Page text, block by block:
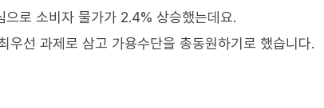
으로 소비자 물가가 2.4% 상승했는데요.
우선 과제로 삼고 가용수단을 총동원하기로 했습니다.